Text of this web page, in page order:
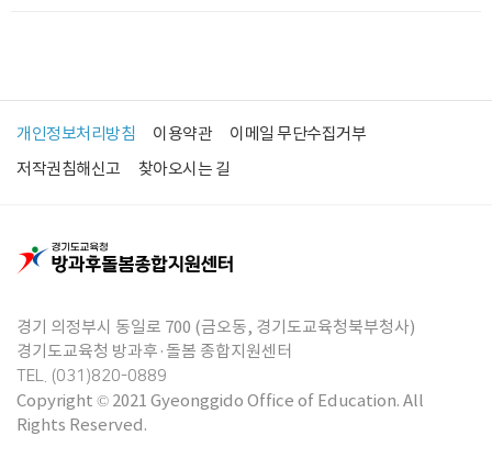
개인정보처리방침 이용약관
이메일 무단수집거부
저작권침해신고
찾아오시는 길
경기 의정부시 동일로 700 (금오동, 경기도교육청북부청사)
경기도교육청 방과후·돌봄 종합지원센터
TEL. (031)820-0889
Copyright © 2021 Gyeonggido Office of Education. All
Rights Reserved.